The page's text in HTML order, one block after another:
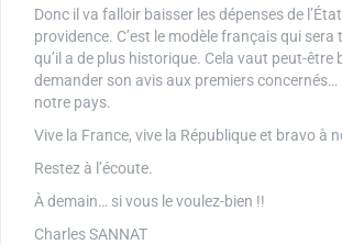
Donc il va falloir baisser les dépenses de
providence. C’est le modèle français qui sera
qu’il a de plus historique. Cela vaut peut-être
demander son avis aux premiers concernés…
notre pays.
Vive la France, vive la République et bravo à
Restez à l’écoute.
À demain… si vous le voulez-bien !!
Charles SANNAT